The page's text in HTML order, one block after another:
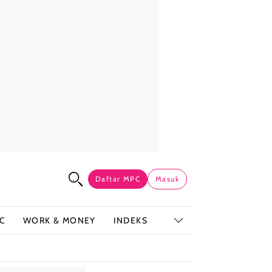
Daftar MPC Masuk
WORK & MONEY INDEKS